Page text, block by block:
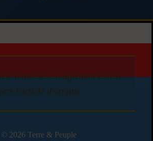
autorisée en affichant le lien
l'article d'origine
© 2026 Terre & Peuple